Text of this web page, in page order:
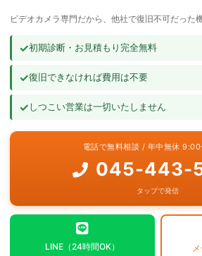
よくあるご質問
ビデオカメラ専門だから、他社で復旧不可だった
✓初期診断・お見積もり完全無料
✓復旧できなければ費用は不要
✓しつこい営業は一切いたしません
電話で無料相談 / 年中無休
045-443-
タップで発信
LINE（24時間OK）